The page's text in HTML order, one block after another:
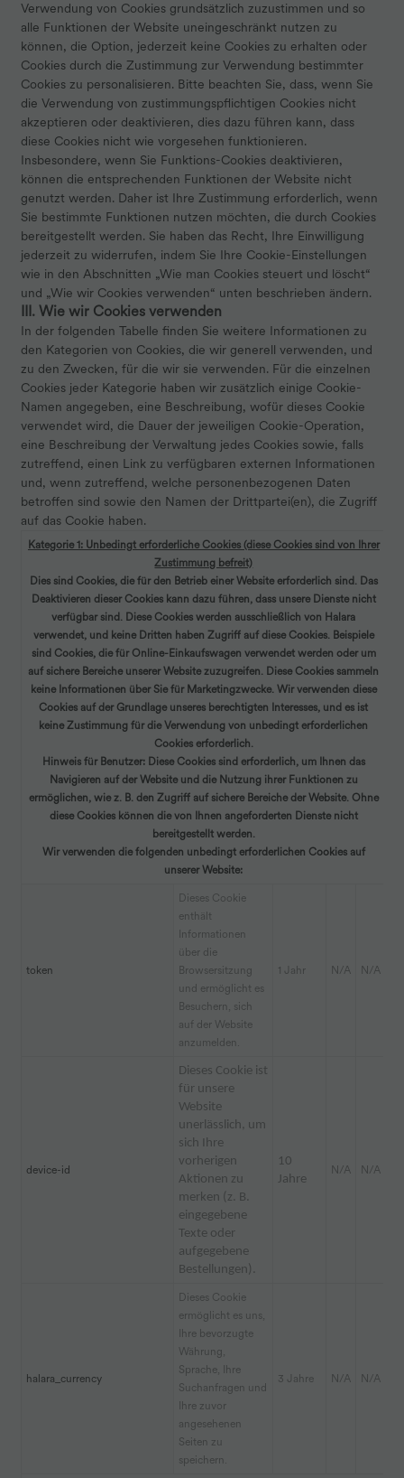
Verwendung von Cookies grundsätzlich zuzustimmen und so
alle Funktionen der Website uneingeschränkt nutzen zu
können, die Option, jederzeit keine Cookies zu erhalten oder
Cookies durch die Zustimmung zur Verwendung bestimmter
Cookies zu personalisieren. Bitte beachten Sie, dass, wenn Sie
die Verwendung von zustimmungspflichtigen Cookies nicht
akzeptieren oder deaktivieren, dies dazu führen kann, dass
diese Cookies nicht wie vorgesehen funktionieren.
Insbesondere, wenn Sie Funktions-Cookies deaktivieren,
können die entsprechenden Funktionen der Website nicht
genutzt werden. Daher ist Ihre Zustimmung erforderlich, wenn
Sie bestimmte Funktionen nutzen möchten, die durch Cookies
bereitgestellt werden. Sie haben das Recht, Ihre Einwilligung
jederzeit zu widerrufen, indem Sie Ihre Cookie-Einstellungen
wie in den Abschnitten „Wie man Cookies steuert und löscht“
und „Wie wir Cookies verwenden“ unten beschrieben ändern.
III. Wie wir Cookies verwenden
In der folgenden Tabelle finden Sie weitere Informationen zu
den Kategorien von Cookies, die wir generell verwenden, und
zu den Zwecken, für die wir sie verwenden. Für die einzelnen
Cookies jeder Kategorie haben wir zusätzlich einige Cookie-
Namen angegeben, eine Beschreibung, wofür dieses Cookie
verwendet wird, die Dauer der jeweiligen Cookie-Operation,
eine Beschreibung der Verwaltung jedes Cookies sowie, falls
zutreffend, einen Link zu verfügbaren externen Informationen
und, wenn zutreffend, welche personenbezogenen Daten
betroffen sind sowie den Namen der Drittpartei(en), die Zugriff
auf das Cookie haben.
Kategorie 1: Unbedingt erforderliche Cookies (diese Cookies sind von Ihrer
Zustimmung befreit)
Dies sind Cookies, die für den Betrieb einer Website erforderlich sind. Das
Deaktivieren dieser Cookies kann dazu führen, dass unsere Dienste nicht
verfügbar sind. Diese Cookies werden ausschließlich von Halara
verwendet, und keine Dritten haben Zugriff auf diese Cookies. Beispiele
sind Cookies, die für Online-Einkaufswagen verwendet werden oder um
auf sichere Bereiche unserer Website zuzugreifen. Diese Cookies sammeln
keine Informationen über Sie für Marketingzwecke. Wir verwenden diese
Cookies auf der Grundlage unseres berechtigten Interesses, und es ist
keine Zustimmung für die Verwendung von unbedingt erforderlichen
Cookies erforderlich.
Hinweis für Benutzer:Diese Cookies sind erforderlich, um Ihnen das
Navigieren auf der Website und die Nutzung ihrer Funktionen zu
ermöglichen, wie z. B. den Zugriff auf sichere Bereiche der Website. Ohne
diese Cookies können die von Ihnen angeforderten Dienste nicht
bereitgestellt werden.
Wir verwenden die folgenden unbedingt erforderlichen Cookies auf
unserer Website:
token
Dieses Cookie
enthält
Informationen
über die
Browsersitzung
und ermöglicht es
Besuchern, sich
auf der Website
anzumelden.
1 Jahr N/A N/A
device-id
Dieses Cookie ist
für unsere
Website
unerlässlich, um
sich Ihre
vorherigen
Aktionen zu
merken (z. B.
eingegebene
Texte oder
aufgegebene
Bestellungen).
10
Jahre
N/A N/A
halara_currency
Dieses Cookie
ermöglicht es uns,
Ihre bevorzugte
Währung,
Sprache, Ihre
Suchanfragen und
Ihre zuvor
angesehenen
Seiten zu
speichern.
3 Jahre N/A N/A